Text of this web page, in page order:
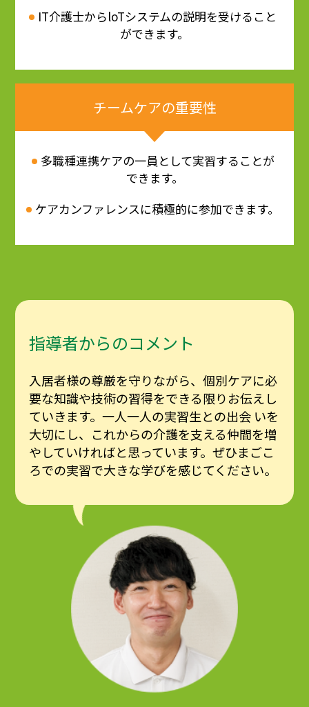
IT介護士からloTシステムの説明を受けること
ができます。
チームケアの重要性
多職種連携ケアの一員として実習することが
できます。
ケアカンファレンスに積極的に参加できます。
指導者からのコメント
入居者様の尊厳を守りながら、個別ケアに必
要な知識や技術の習得をできる限りお伝えし
ていきます。一人一人の実習生との出会 いを
大切にし、これからの介護を支える仲間を増
やしていければと思っています。ぜひまごこ
ろでの実習で大きな学びを感じてください。